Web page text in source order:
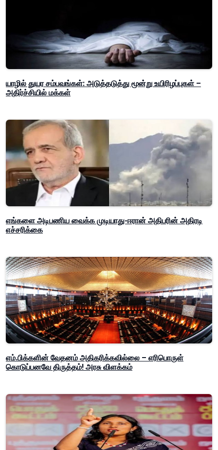
யாழில் துயர சம்பவங்கள்: அடுத்தடுத்து மூன்று உயிரிழப்புகள் –
அதிர்ச்சியில் மக்கள்
எங்களை அடிபணிய வைக்க முடியாது-ஈரான் அதிபரின் அதிரடி
எச்சரிக்கை
எம்.பிக்களின் வேதனம் அதிகரிக்கவில்லை – எரிபொருள்
கொடுப்பனவே திருத்தம்! அரசு விளக்கம்